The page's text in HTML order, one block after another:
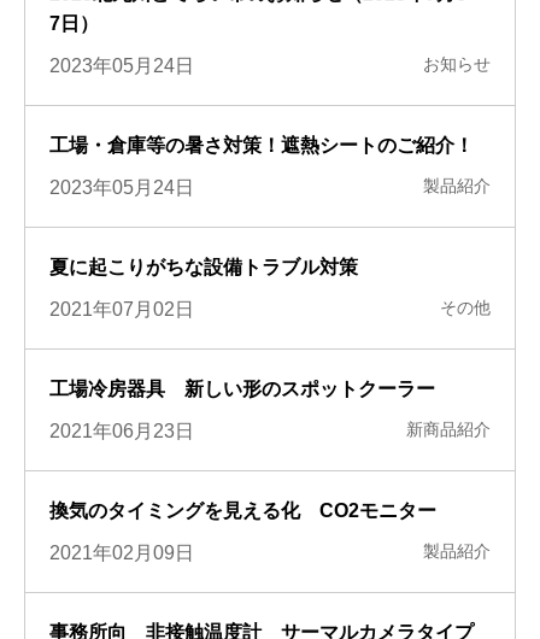
7日）
2023年05月24日 お知らせ
工場・倉庫等の暑さ対策！遮熱シートのご紹介！
2023年05月24日 製品紹介
夏に起こりがちな設備トラブル対策
2021年07月02日 その他
工場冷房器具 新しい形のスポットクーラー
2021年06月23日 新商品紹介
換気のタイミングを見える化 CO2モニター
2021年02月09日 製品紹介
事務所向 非接触温度計 サーマルカメラタイプ